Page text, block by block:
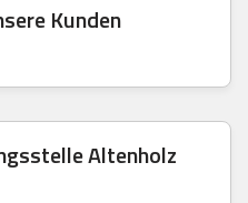
Kunden
Altenholz